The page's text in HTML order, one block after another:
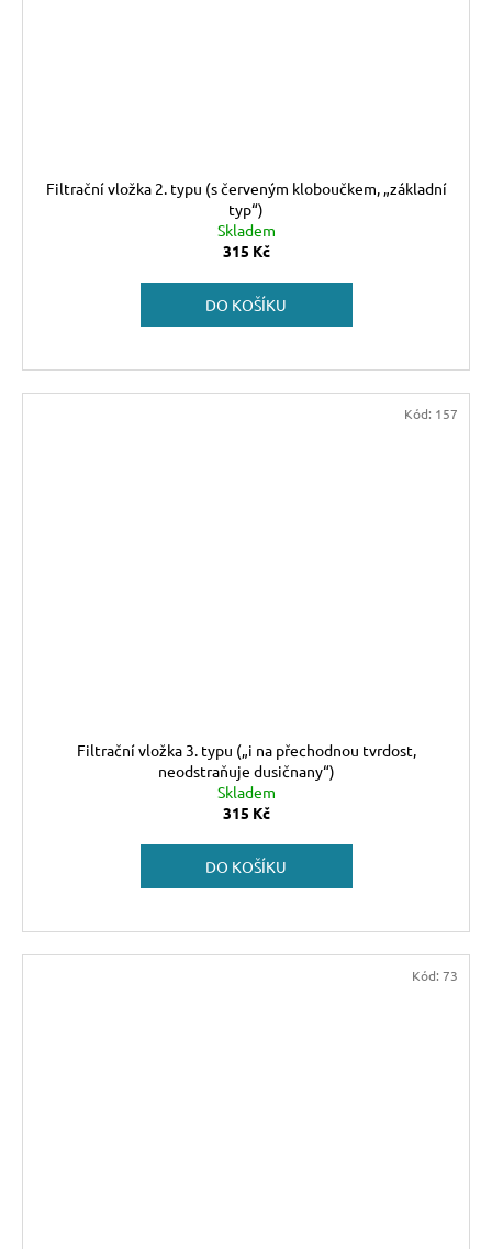
Filtrační vložka 2. typu (s červeným kloboučkem, „základní
typ“)
Skladem
315 Kč
DO KOŠÍKU
Filtrační vložka 3. typu („i na přechodnou tvrdost,
neodstraňuje dusičnany“)
Skladem
315 Kč
DO KOŠÍKU
Kód: 157
Kód: 73